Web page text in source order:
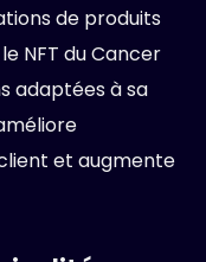
de produits
NFT du Cancer
adaptées à sa
et augmente